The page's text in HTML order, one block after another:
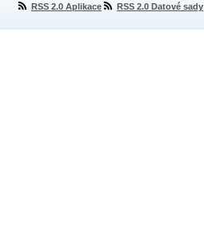
RSS 2.0 Aplikace RSS 2.0 Datové sady